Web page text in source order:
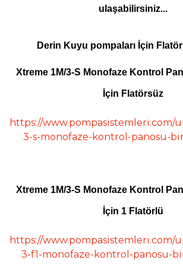
ulaşabilirsiniz...
Derin Kuyu pompaları İçin
Xtreme 1M/3-S Monofaze Kontrol
İçin Flatörsüz
https://www.pompasistemleri.com/
3-s-monofaze-kontrol-panosu-
Xtreme 1M/3-S Monofaze Kontrol
İçin 1 Flatörlü
https://www.pompasistemleri.com/
3-f1-monofaze-kontrol-panosu-